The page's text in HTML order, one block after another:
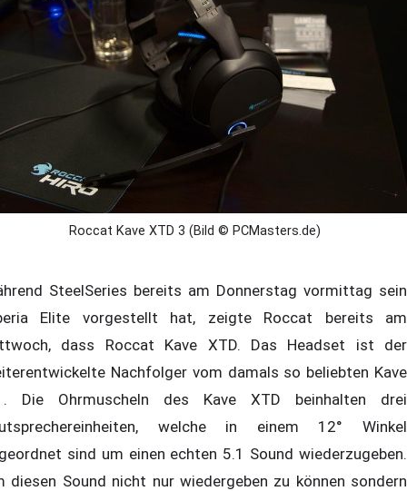
MK Pro, gab es aber auch ein neues Produkt, welches
Gamescom erstmals gezeigt wurde – das Roccat Kave
Headset.
Roccat Kave XTD 3 (Bild © PCMasters.de)
SteelSeries bereits am Donnerstag vormittag sein
Elite vorgestellt hat, zeigte Roccat bereits am
dass Roccat Kave XTD. Das Headset ist der
Nachfolger vom damals so beliebten Kave
Die Ohrmuscheln des Kave XTD beinhalten drei
welche in einem 12° Winkel
sind um einen echten 5.1 Sound wiederzugeben.
diesen Sound nicht nur wiedergeben zu können sondern